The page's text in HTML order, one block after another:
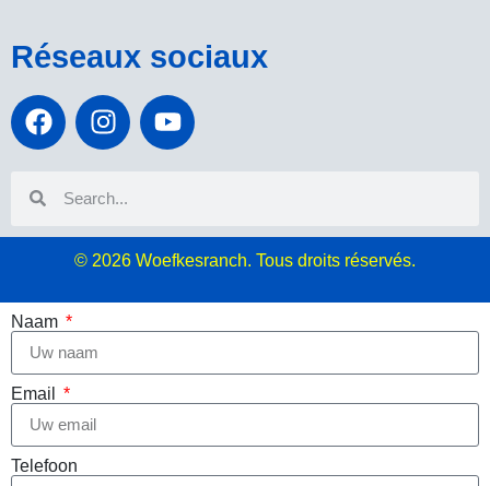
Réseaux sociaux
© 2026 Woefkesranch. Tous droits réservés.
Naam
Email
Telefoon